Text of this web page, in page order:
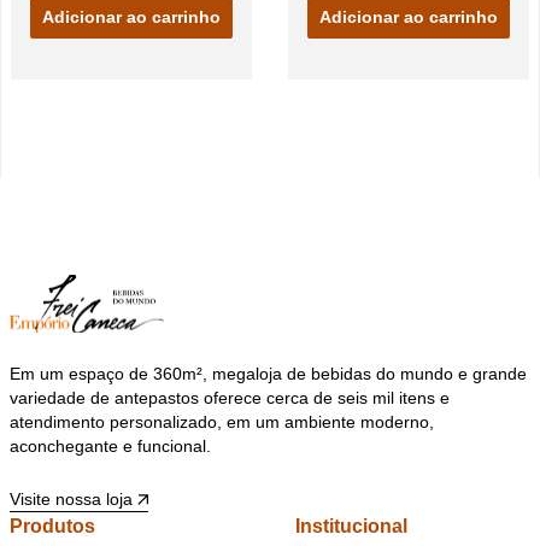
Adicionar ao carrinho Adicionar ao carrinho
Em um espaço de 360m², megaloja de bebidas do mundo e grande
variedade de antepastos oferece cerca de seis mil itens e
atendimento personalizado, em um ambiente moderno,
aconchegante e funcional.
Visite nossa loja
Produtos Institucional